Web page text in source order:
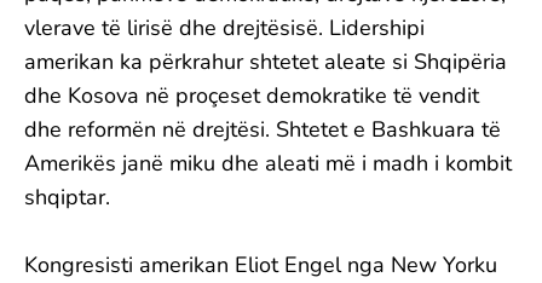
vlerave të lirisë dhe drejtësisë. Lidershipi
amerikan ka përkrahur shtetet aleate si Shqipëria
dhe Kosova në proçeset demokratike të vendit
dhe reformën në drejtësi. Shtetet e Bashkuara të
Amerikës janë miku dhe aleati më i madh i kombit
shqiptar.
Kongresisti amerikan Eliot Engel nga New Yorku